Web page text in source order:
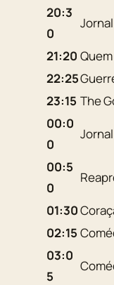
20:3
0
21:20
22:25
23:15 The
00:0
0
00:5
0
01:30
02:15
03:0
5